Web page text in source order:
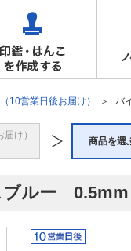
10営業日後お届け） バ
け）
商品を選
ブルー